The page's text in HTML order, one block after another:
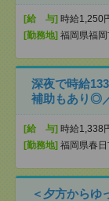
[給 与] 時給1,250
[勤務地] 福岡県福
深夜で時給
補助もあり◎
[給 与] 時給1,338
[勤務地] 福岡県春
＜夕方からゆ